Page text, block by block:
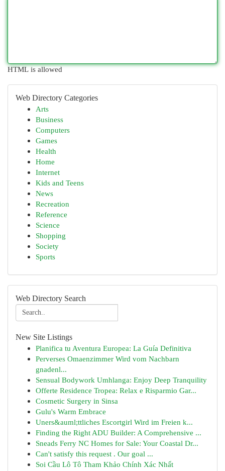
HTML is allowed
Web Directory Categories
Arts
Business
Computers
Games
Health
Home
Internet
Kids and Teens
News
Recreation
Reference
Science
Shopping
Society
Sports
Web Directory Search
New Site Listings
Planifica tu Aventura Europea: La Guía Definitiva
Perverses Omaenzimmer Wird vom Nachbarn
gnadenl...
Sensual Bodywork Umhlanga: Enjoy Deep Tranquility
Offerte Residence Tropea: Relax e Risparmio Gar...
Cosmetic Surgery in Sinsa
Gulu's Warm Embrace
Uners&auml;ttliches Escortgirl Wird im Freien k...
Finding the Right ADU Builder: A Comprehensive ...
Sneads Ferry NC Homes for Sale: Your Coastal Dr...
Can't satisfy this request . Our goal ...
Soi Cầu Lô Tô Tham Khảo Chính Xác Nhất